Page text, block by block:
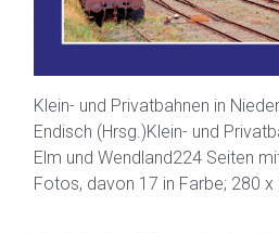
Klein- und Privatbahnen in
Endisch (Hrsg.)Klein- und
Elm und Wendland224 Seiten
Fotos, davon 17 in Farbe; 280 x